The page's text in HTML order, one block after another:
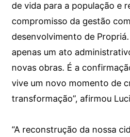
de vida para a população e
compromisso da gestão
desenvolvimento de Propriá.
apenas um ato
novas obras. É a
vive um novo momento de
transformação”, afirmou
“A reconstrução da nossa